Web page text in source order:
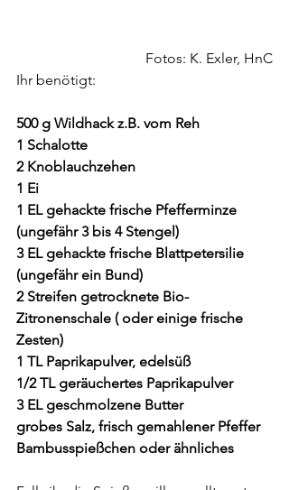
Fotos: K. Exler, HnC
Ihr benötigt:
500 g Wildhack z.B. vom Reh
1 Schalotte
2 Knoblauchzehen
1 Ei
1 EL gehackte frische Pfefferminze
(ungefähr 3 bis 4 Stengel)
3 EL gehackte frische Blattpetersilie
(ungefähr ein Bund)
2 Streifen getrocknete Bio-
Zitronenschale ( oder einige frische
Zesten)
1 TL Paprikapulver, edelsüß
1/2 TL geräuchertes Paprikapulver
3 EL geschmolzene Butter
grobes Salz, frisch gemahlener Pfeffer
Bambusspießchen oder ähnliches